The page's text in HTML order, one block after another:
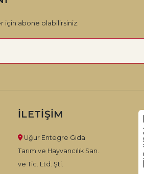
için abone olabilirsiniz.
İLETIŞIM
Uğur Entegre Gıda
Tarım ve Hayvancılık San.
ve Tic. Ltd. Şti.